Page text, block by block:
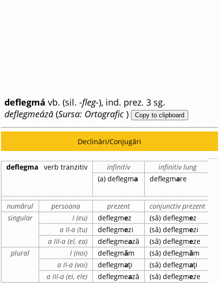
deflegmá vb. (sil.-fleg-), ind. prez. 3 sg.
deflegmeáză (Sursa: Ortografic ) Copy to clipboard
Declinări/Conjugări
deflegma verb tranzitiv infinitiv
infinitiv lung
(a) deflegma deflegmare
numărul persoana prezent
conjunctiv prezent
singular
I (eu) deflegmez (să) deflegmez
a II-a (tu)
deflegmezi (să) deflegmezi
a III-a (el, ea)
deflegmează (să) deflegmeze
plural
I (noi) deflegmăm (să) deflegmăm
a II-a (voi)
deflegmați (să) deflegmați
a III-a (ei, ele)
deflegmează (să) deflegmeze